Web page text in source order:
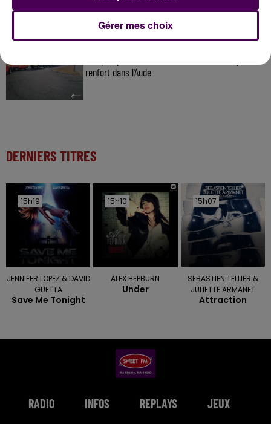
Kids !
renfort dans l'Aude
DERNIERS TITRES
15h19
15h19
JENNIFER LOPEZ & DAVID
GUETTA
Save Me Tonight
15h10
15h10
ALEX HEPBURN
Under
15h07
15h07
SEBASTIEN TELLIER &
JULIETTE ARMANET
Attraction
RADIO INFOS REPLAYS JEUX
Gérer mes choix